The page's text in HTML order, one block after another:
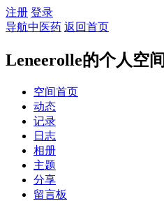
注册 登录
导航中医药 返回首页
Leneerolle的个人空间
空间首页
动态
记录
日志
相册
主题
分享
留言板